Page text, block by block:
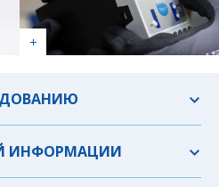
ИНФОРМАЦИИ